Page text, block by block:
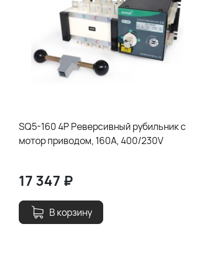
SQ5-160 4P Реверсивный рубильник с
мотор приводом, 160A, 400/230V
17 347 ₽
В корзину